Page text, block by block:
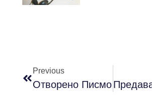
Previous
Отворено Писмо